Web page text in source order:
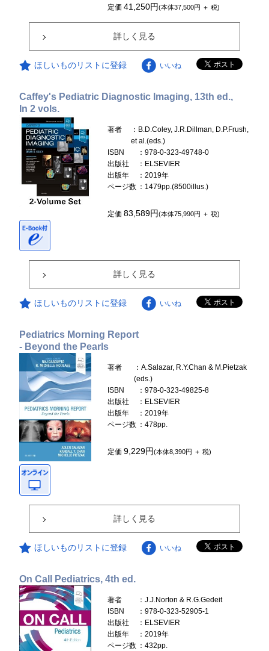
定価41,250円(本体37,500円 ＋ 税)
詳しく見る
ほしいものリストに登録 いいね
Caffey's Pediatric Diagnostic Imaging, 13th ed.,
In 2 vols.
著者
：B.D.Coley, J.R.Dillman, D.P.Frush,
et al.(eds.)
ISBN
：978-0-323-49748-0
出版社
：ELSEVIER
出版年
：2019年
ページ数 ：1479pp.(8500illus.)
定価83,589円(本体75,990円 ＋ 税)
詳しく見る
ほしいものリストに登録 いいね
Pediatrics Morning Report
- Beyond the Pearls
著者
：A.Salazar, R.Y.Chan & M.Pietzak
(eds.)
ISBN
：978-0-323-49825-8
出版社
：ELSEVIER
出版年
：2019年
ページ数 ：478pp.
定価9,229円(本体8,390円 ＋ 税)
詳しく見る
ほしいものリストに登録 いいね
On Call Pediatrics, 4th ed.
著者
：J.J.Norton & R.G.Gedeit
ISBN
：978-0-323-52905-1
出版社
：ELSEVIER
出版年
：2019年
ページ数 ：432pp.